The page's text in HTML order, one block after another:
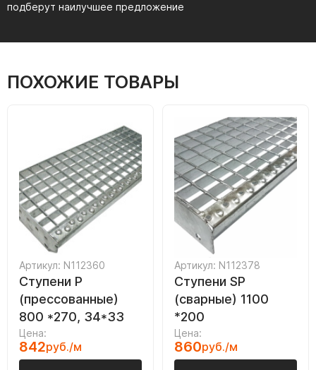
подберут наилучшее предложение
ПОХОЖИЕ ТОВАРЫ
Артикул: N112360
Ступени P
(прессованные)
800 *270, 34*33
Цена:
842руб./м
Артикул: N112378
Ступени SP
(сварные) 1100
*200
Цена:
860руб./м